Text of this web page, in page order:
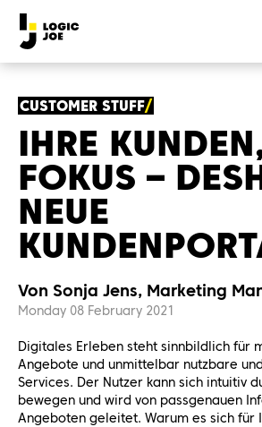
CUSTOMER STUFF
IHRE
FOKUS –
NEUE
Von Sonja Jens, Marketing
Monday 08 February 2021
Digitales Erleben steht sinnbildlich für
Angebote und unmittelbar nutzbare
Services. Der Nutzer kann sich intuitiv
bewegen und wird von passgenauen
Angeboten geleitet. Warum es sich für